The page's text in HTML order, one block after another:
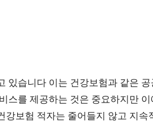
있습니다 이는 건강보험과 같은
스를 제공하는 것은 중요하지만
보험 적자는 줄어들지 않고 지속